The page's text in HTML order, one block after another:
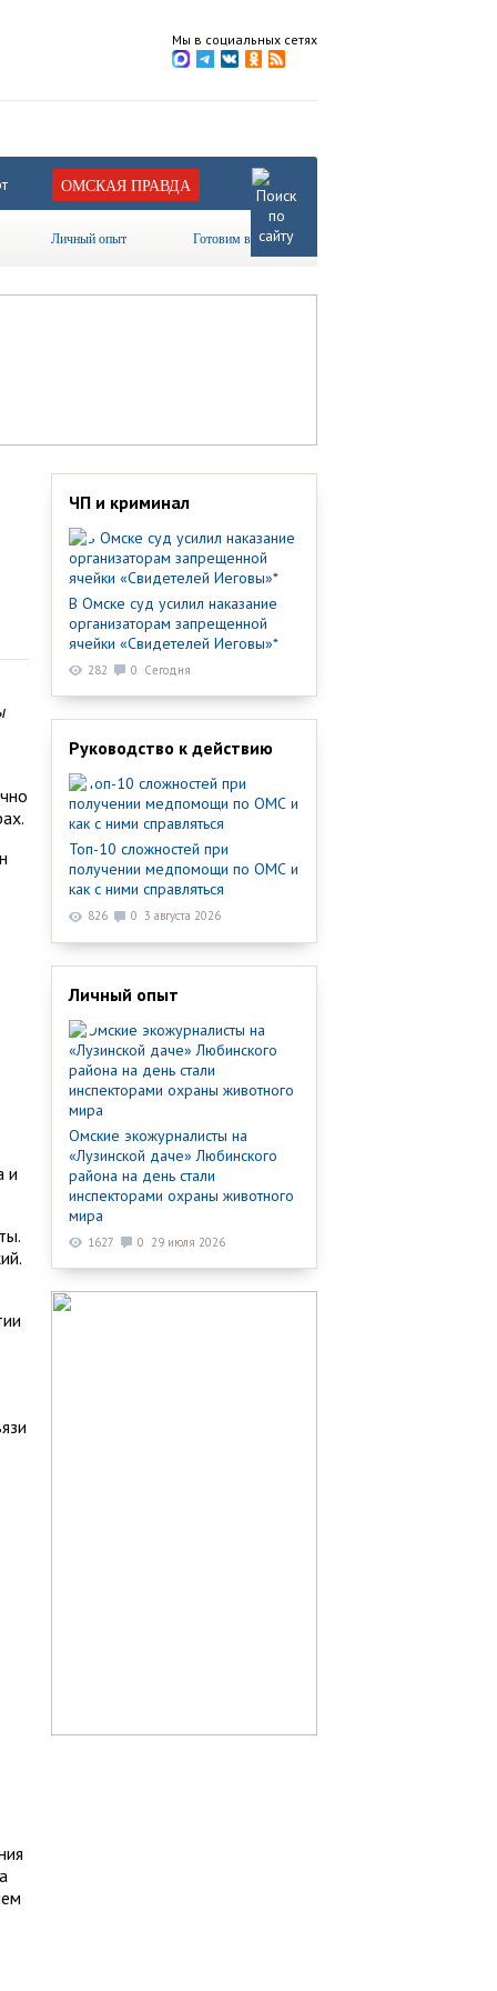
Мы в социальных сетях
ОМСКАЯ ПРАВДА
Личный опыт Готовим вместе
и
ЧП и криминал
В Омске суд усилил наказание
организаторам запрещенной
ячейки «Свидетелей Иеговы»*
282 0 Сегодня
Руководство к действию
Топ-10 сложностей при
получении медпомощи по ОМС и
как с ними справляться
826 0 3 августа 2026
Личный опыт
Омские экожурналисты на
«Лузинской даче» Любинского
района на день стали
инспекторами охраны животного
мира
1627 0 29 июля 2026